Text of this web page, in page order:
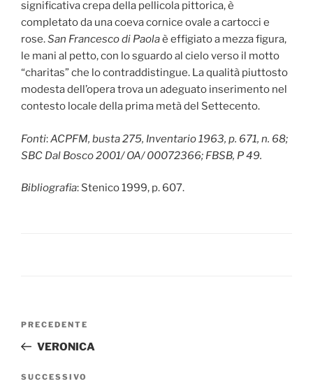
significativa crepa della pellicola pittorica, è
completato da una coeva cornice ovale a cartocci e
rose.San Francesco di Paolaè effigiato a mezza figura,
le mani al petto, con lo sguardo al cielo verso il motto
“charitas” che lo contraddistingue. La qualità piuttosto
modesta dell’opera trova un adeguato inserimento nel
contesto locale della prima metà del Settecento.
Fonti:ACPFM, busta 275, Inventario 1963, p. 671, n. 68;
SBC Dal Bosco 2001/ OA/ 00072366; FBSB, P 49.
Bibliografia: Stenico 1999, p. 607.
Articolo
precedente:
PRECEDENTE
VERONICA
Articolo
SUCCESSIVO